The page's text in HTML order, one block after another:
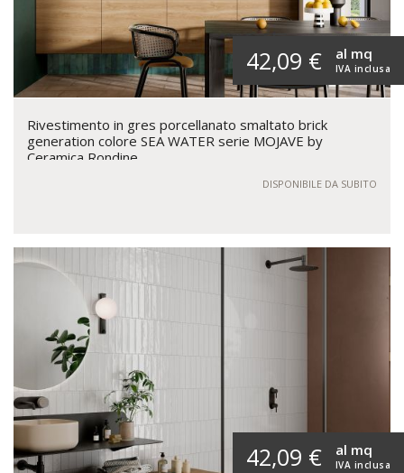
42,09 € IVA inclusa
al mq
Rivestimento in gres porcellanato smaltato brick
generation colore SEA WATER serie MOJAVE by
Ceramica Rondine
DISPONIBILE DA SUBITO
42,09 € IVA inclusa
al mq